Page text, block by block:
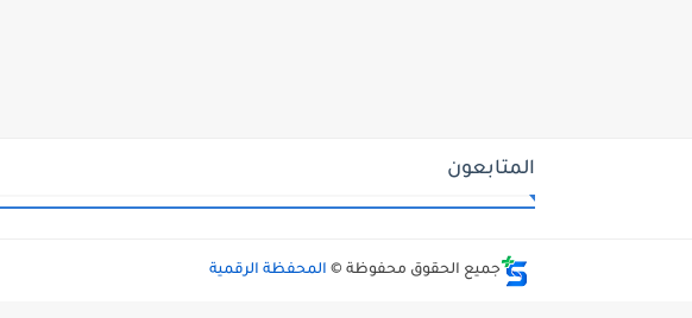
المتابعون
جميع الحقوق محفوظة © المحفظة الرقمية